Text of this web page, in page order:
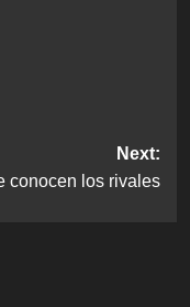
Next:
conocen los rivales